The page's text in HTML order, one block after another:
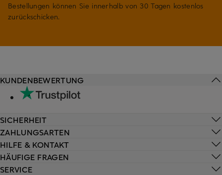
Bestellungen können Sie innerhalb von 30 Tagen kostenlos
zurückschicken.
HILFE & KONTAKT
HÄUFIGE FRAGEN
SERVICE
KUNDENBEWERTUNG
SICHERHEIT
ZAHLUNGSARTEN